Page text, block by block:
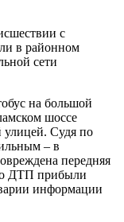
с
в районном
сети
на большой
шоссе
улицей. Судя по
– в
передняя
ДТП прибыли
информации